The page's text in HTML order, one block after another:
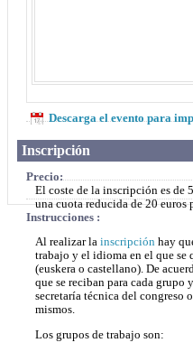
Descarga el evento para
Inscripción
Precio:
El coste de la inscripción es de
una cuota reducida de 20 euros
Instrucciones :
Al realizar la inscripción hay
trabajo y el idioma en el que se
(euskera o castellano). De
que se reciban para cada
secretaría técnica del congreso
mismos.
Los grupos de trabajo son: